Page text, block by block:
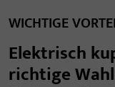
WICHTIGE
Elektrisch
richtige